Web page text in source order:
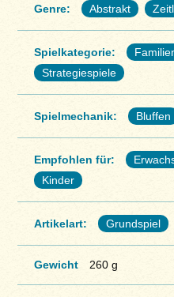
Genre: Abstrakt
Spielkategorie:
Strategiespiele
Spielmechanik: Bluffen
Empfohlen für:
Kinder
Artikelart: Grundspiel
Gewicht 260 g